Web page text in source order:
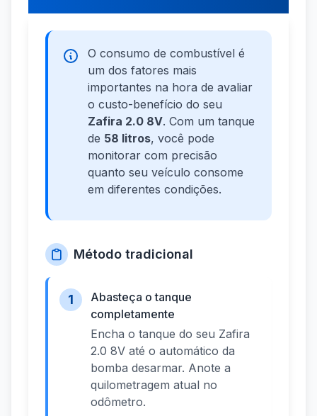
O consumo de combustível é
um dos fatores mais
importantes na hora de avaliar
o custo-benefício do seu
Zafira 2.0 8V. Com um tanque
de 58 litros, você pode
monitorar com precisão
quanto seu veículo consome
em diferentes condições.
Método tradicional
1
Abasteça o tanque
completamente
Encha o tanque do seu Zafira
2.0 8V até o automático da
bomba desarmar. Anote a
quilometragem atual no
odômetro.